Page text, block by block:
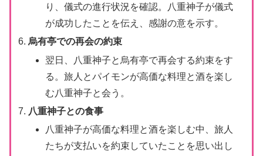
り、儀式の進行状況を確認。八重神子が儀式
が成功したことを伝え、感謝の意を示す。
烏有亭での再会の約束
翌日、八重神子と烏有亭で再会する約束をす
る。旅人とパイモンが高価な料理と酒を楽し
む八重神子と会う。
八重神子との食事
八重神子が高価な料理と酒を楽しむ中、旅人
たちが支払いを約束していたことを思い出し